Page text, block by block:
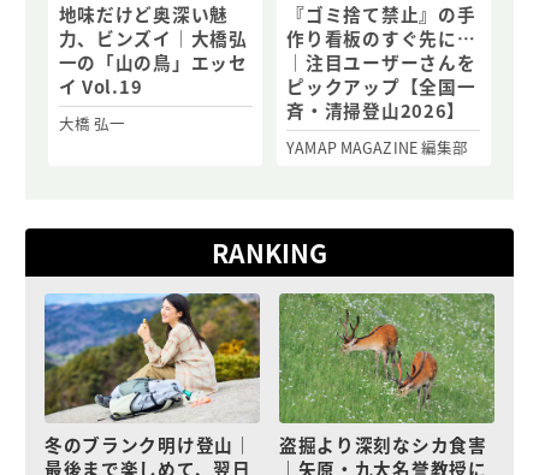
地味だけど奥深い魅
力、ビンズイ｜大橋弘
一の「山の鳥」エッセ
イ Vol.19
大橋 弘一
『ゴミ捨て禁止』の手
作り看板のすぐ先に…
｜注目ユーザーさんを
ピックアップ【全国一
斉・清掃登山2026】
YAMAP MAGAZINE 編集部
RANKING
冬のブランク明け登山｜
最後まで楽しめて、翌日
盗掘より深刻なシカ食害
｜矢原・九大名誉教授に